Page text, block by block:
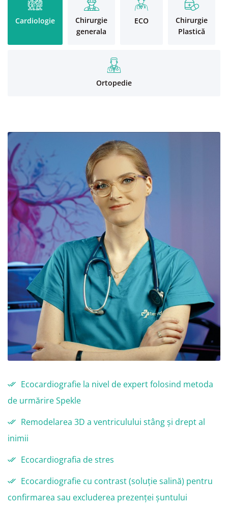
Cardiologie
Chirurgie
generala
ECO
Chirurgie
Plastică
Ortopedie
Ecocardiografie la nivel de expert folosind metoda
de urmărire Spekle
Remodelarea 3D a ventriculului stâng și drept al
inimii
Ecocardiografia de stres
Ecocardiografie cu contrast (soluție salină) pentru
confirmarea sau excluderea prezenței șuntului